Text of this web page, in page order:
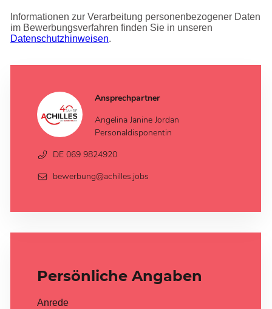
Ansprechpartner
Angelina Janine Jordan
Personaldisponentin
DE 069 9824920
bewerbung@achilles.jobs
Persönliche Angaben
Anrede
Informationen zur Verarbeitung personenbezogener Daten
im Bewerbungsverfahren finden Sie in unseren
Datenschutzhinweisen.